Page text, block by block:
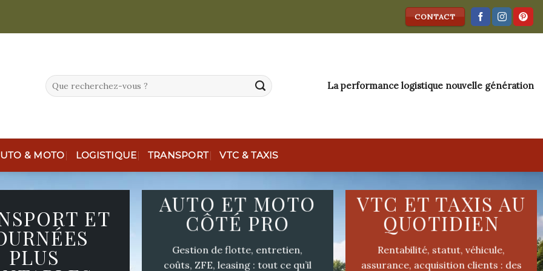
CONTACT
La performance logistique nouvelle génération
& MOTO LOGISTIQUE TRANSPORT VTC & TAXIS
ET
PLUS
AUTO ET MOTO
CÔTÉ PRO
Gestion de flotte, entretien,
coûts, ZFE, leasing : tout ce qu’il
VTC ET TAXIS AU
QUOTIDIEN
Rentabilité, statut, véhicule,
assurance, acquisition clients : des